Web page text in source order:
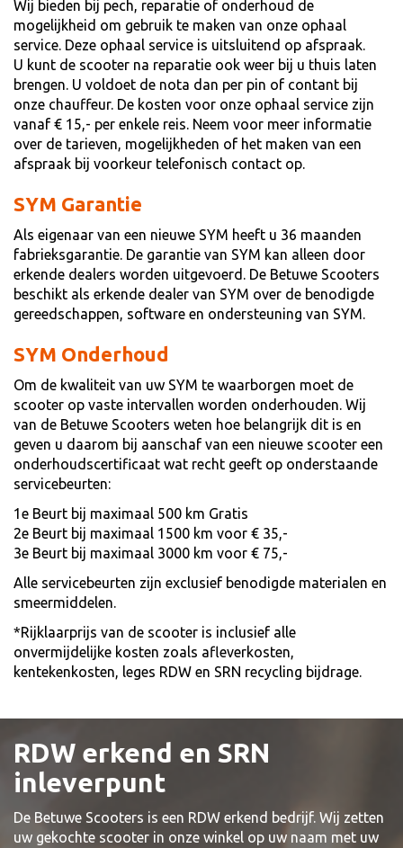
Wij bieden bij pech, reparatie of onderhoud de
mogelijkheid om gebruik te maken van onze ophaal
service. Deze ophaal service is uitsluitend op afspraak.
U kunt de scooter na reparatie ook weer bij u thuis laten
brengen. U voldoet de nota dan per pin of contant bij
onze chauffeur. De kosten voor onze ophaal service zijn
vanaf € 15,- per enkele reis. Neem voor meer informatie
over de tarieven, mogelijkheden of het maken van een
afspraak bij voorkeur telefonisch contact op.
SYM Garantie
Als eigenaar van een nieuwe SYM heeft u 36 maanden
fabrieksgarantie. De garantie van SYM kan alleen door
erkende dealers worden uitgevoerd. De Betuwe Scooters
beschikt als erkende dealer van SYM over de benodigde
gereedschappen, software en ondersteuning van SYM.
SYM Onderhoud
Om de kwaliteit van uw SYM te waarborgen moet de
scooter op vaste intervallen worden onderhouden. Wij
van de Betuwe Scooters weten hoe belangrijk dit is en
geven u daarom bij aanschaf van een nieuwe scooter een
onderhoudscertificaat wat recht geeft op onderstaande
servicebeurten:
1e Beurt bij maximaal 500 km Gratis
2e Beurt bij maximaal 1500 km voor € 35,-
3e Beurt bij maximaal 3000 km voor € 75,-
Alle servicebeurten zijn exclusief benodigde materialen en
smeermiddelen.
*Rijklaarprijs van de scooter is inclusief alle
onvermijdelijke kosten zoals afleverkosten,
kentekenkosten, leges RDW en SRN recycling bijdrage.
RDW erkend en SRN
inleverpunt
De Betuwe Scooters is een RDW erkend bedrijf. Wij zetten
uw gekochte scooter in onze winkel op uw naam met uw